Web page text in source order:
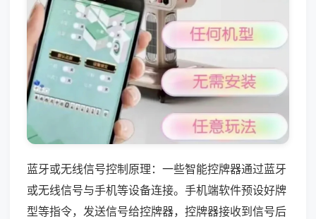
蓝牙或无线信号控制原理：一些智能控牌器通过蓝牙
或无线信号与手机等设备连接。手机端软件预设好牌
型等指令，发送信号给控牌器，控牌器接收到信号后